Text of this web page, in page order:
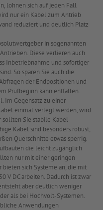
lohnen sich auf jeden Fall
nur ein Kabel zum Antrieb
reduziert und deutlich Platz
in sogenannten
Diese verlieren auch
Inbetriebnahme und sofortiger
So sparen Sie auch die
der Endpositionen und
Prüfbeginn kann entfallen.
Im Gegensatz zu einer
einmal verlegt werden, wird
sollten Sie stabile Kabel
Kabel sind besonders robust,
Querschnitte etwas sperrig.
die leicht zugänglich
nur mit einer geringen
sich Systeme an, die mit
V DC arbeiten. Dadurch ist zwar
aber deutlich weniger
als bei Hochvolt-Systemen.
Anwendungen